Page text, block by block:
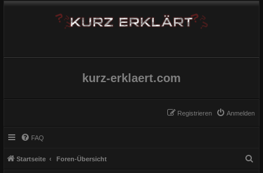
kurz-erklaert.com
Anmelden
Registrieren
FAQ
Startseite Foren-Übersicht